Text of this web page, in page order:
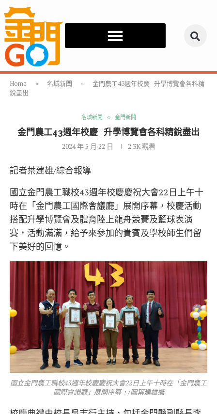
Home » 名城新聞 »
金門農工43週年校慶 升學博覽會各科精
銳盡出
名城新聞 金門新聞
金門農工43週年校慶 升學博覽會各科精銳盡出
2024 年 5 月 22 日 2.3K觀看
記者葉建雄/綜合報導
國立金門農工職校43週年校慶慶祝大會22日上午十
時在「金門農工國際會議廳」展開序幕，校慶活動
搭配升學博覽會及體育陸上龍舟競賽及籃球表演
賽，活動滿滿，給予來參加的貴賓及學校師生們留
下美好的回憶。
國立金門農工職校43週年校慶慶祝大會22日上午十時在「金門農工
國際會議廳」展開序幕，/圖葉建雄攝